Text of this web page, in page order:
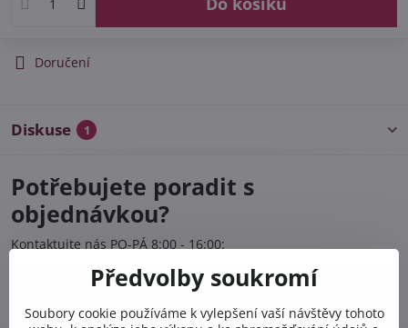
Doručení
Diskuse 1
Potřebujete poradit s
objednávkou?
Kontaktujte nás PO-PÁ 8:00 - 16:00:
Předvolby soukromí
Soubory cookie používáme k vylepšení vaší návštěvy tohoto